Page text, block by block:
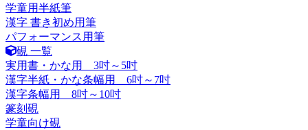
学童用半紙筆
漢字 書き初め用筆
パフォーマンス用筆
硯 一覧
実用書・かな用 3吋～5吋
漢字半紙・かな条幅用 6吋～7吋
漢字条幅用 8吋～10吋
篆刻硯
学童向け硯